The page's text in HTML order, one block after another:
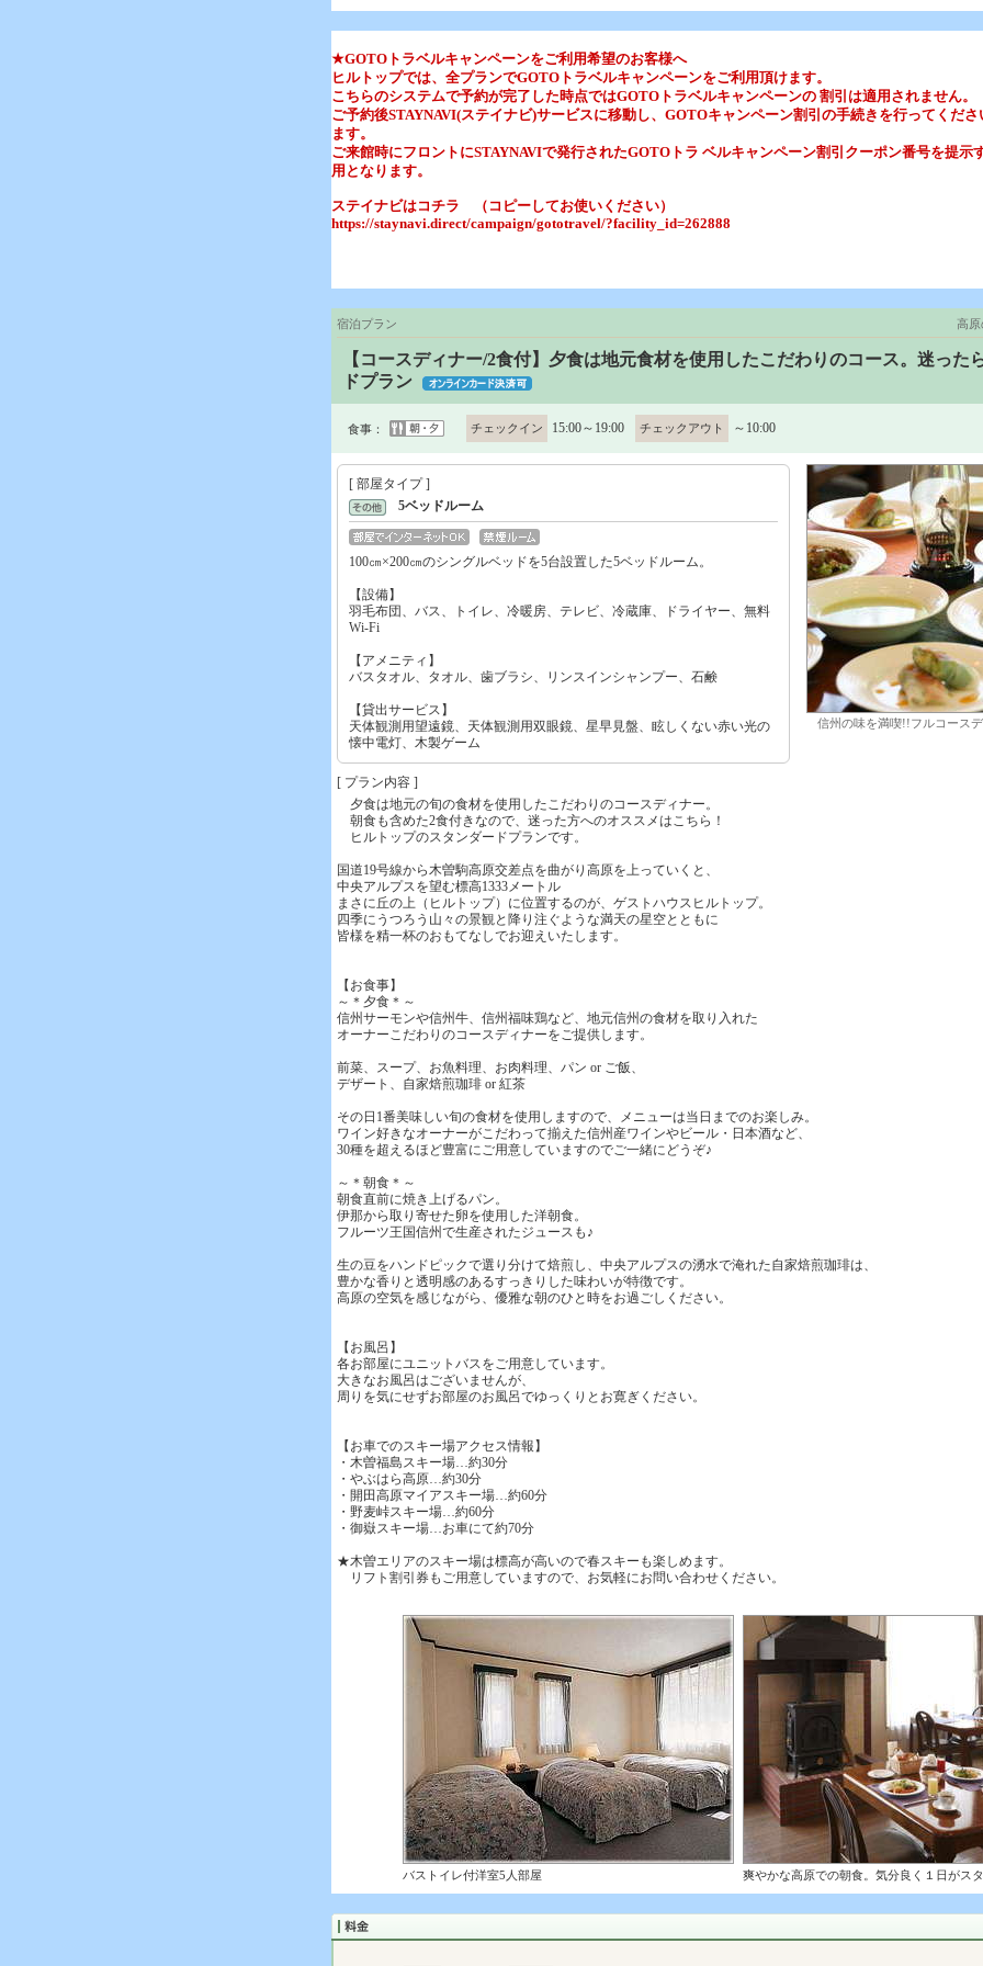
★GOTOトラベルキャンペーンをご利用希望のお客様へ
ヒルトップでは、全プランでGOTOトラベルキャンペーンをご利用頂けます。
こちらのシステムで予約が完了した時点ではGOTOトラベルキャンペーンの 割引は適用されません。
ご予約後STAYNAVI(ステイナビ)サービスに移動し、GOTOキャンペーン割引の手続きを行ってくだ
ます。
ご来館時にフロントにSTAYNAVIで発行されたGOTOトラ ベルキャンペーン割引クーポン番号を提示
用となります。
ステイナビはコチラ （コピーしてお使いください）
https://staynavi.direct/campaign/gototravel/?facility_id=262888
宿泊プラン 高
【コースディナー/2食付】夕食は地元食材を使用したこだわりのコース。迷った
ドプラン
食事： チェックイン 15:00～19:00 チェックアウト ～10:00
[ 部屋タイプ ]
5ベッドルーム
100㎝×200㎝のシングルベッドを5台設置した5ベッドルーム。
【設備】
羽毛布団、バス、トイレ、冷暖房、テレビ、冷蔵庫、ドライヤー、無料
Wi-Fi
【アメニティ】
バスタオル、タオル、歯ブラシ、リンスインシャンプー、石鹸
【貸出サービス】
天体観測用望遠鏡、天体観測用双眼鏡、星早見盤、眩しくない赤い光の
懐中電灯、木製ゲーム
信州の味を満喫!!フルコース
[ プラン内容 ]
夕食は地元の旬の食材を使用したこだわりのコースディナー。
朝食も含めた2食付きなので、迷った方へのオススメはこちら！
ヒルトップのスタンダードプランです。
国道19号線から木曽駒高原交差点を曲がり高原を上っていくと、
中央アルプスを望む標高1333メートル
まさに丘の上（ヒルトップ）に位置するのが、ゲストハウスヒルトップ。
四季にうつろう山々の景観と降り注ぐような満天の星空とともに
皆様を精一杯のおもてなしでお迎えいたします。
【お食事】
～＊夕食＊～
信州サーモンや信州牛、信州福味鶏など、地元信州の食材を取り入れた
オーナーこだわりのコースディナーをご提供します。
前菜、スープ、お魚料理、お肉料理、パン or ご飯、
デザート、自家焙煎珈琲 or 紅茶
その日1番美味しい旬の食材を使用しますので、メニューは当日までのお楽しみ。
ワイン好きなオーナーがこだわって揃えた信州産ワインやビール・日本酒など、
30種を超えるほど豊富にご用意していますのでご一緒にどうぞ♪
～＊朝食＊～
朝食直前に焼き上げるパン。
伊那から取り寄せた卵を使用した洋朝食。
フルーツ王国信州で生産されたジュースも♪
生の豆をハンドピックで選り分けて焙煎し、中央アルプスの湧水で淹れた自家焙煎珈琲は、
豊かな香りと透明感のあるすっきりした味わいが特徴です。
高原の空気を感じながら、優雅な朝のひと時をお過ごしください。
【お風呂】
各お部屋にユニットバスをご用意しています。
大きなお風呂はございませんが、
周りを気にせずお部屋のお風呂でゆっくりとお寛ぎください。
【お車でのスキー場アクセス情報】
・木曽福島スキー場…約30分
・やぶはら高原…約30分
・開田高原マイアスキー場…約60分
・野麦峠スキー場…約60分
・御嶽スキー場…お車にて約70分
★木曽エリアのスキー場は標高が高いので春スキーも楽しめます。
リフト割引券もご用意していますので、お気軽にお問い合わせください。
バストイレ付洋室5人部屋 爽やかな高原での朝食。気分良く１日がス